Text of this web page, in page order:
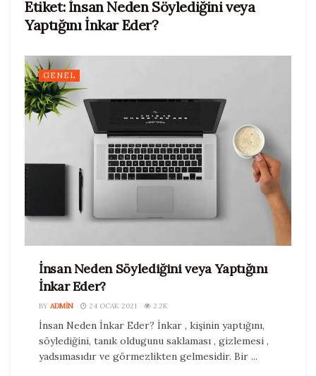
Etiket: İnsan Neden Söylediğini veya
Yaptığını İnkar Eder?
GENEL
İnsan Neden Söylediğini veya Yaptığını
İnkar Eder?
BY ADMIN 24 OCAK 2021 2.2K
İnsan Neden İnkar Eder? İnkar , kişinin yaptığını,
söylediğini, tanık oldugunu saklaması , gizlemesi ,
yadsımasıdır ve görmezlikten gelmesidir. Bir ...